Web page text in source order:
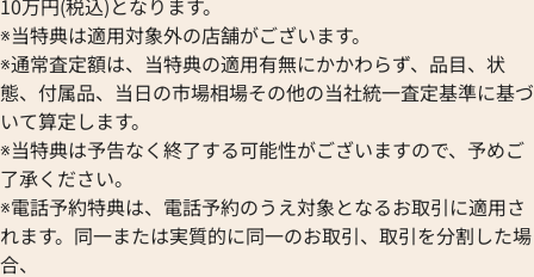
ィル プレステージ
格
オメガ シーマスター 2595.30
10万円(税込)となります。
※当特典は適用対象外の店舗がございます。
※通常査定額は、当特典の適用有無にかかわらず、品目、状
態、付属品、当日の市場相場その他の当社統一査定基準に基づ
いて算定します。
※当特典は予告なく終了する可能性がございますので、予めご
了承ください。
※電話予約特典は、電話予約のうえ対象となるお取引に適用さ
れます。同一または実質的に同一のお取引、取引を分割した場
合、